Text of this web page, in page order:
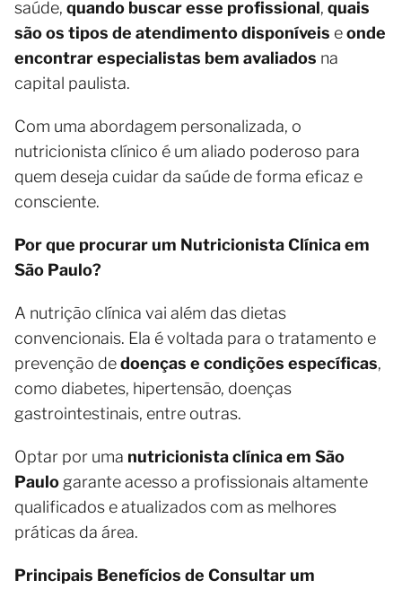
saúde, quando buscar esse profissional, quais
são os tipos de atendimento disponíveis eonde
encontrar especialistas bem avaliados na
capital paulista.
Com uma abordagem personalizada, o
nutricionista clínico é um aliado poderoso para
quem deseja cuidar da saúde de forma eficaz e
consciente.
Por que procurar um Nutricionista Clínica em
São Paulo?
A nutrição clínica vai além das dietas
convencionais. Ela é voltada para o tratamento e
prevenção dedoenças e condições específicas,
como diabetes, hipertensão, doenças
gastrointestinais, entre outras.
Optar por uma nutricionista clínica em São
Paulo garante acesso a profissionais altamente
qualificados e atualizados com as melhores
práticas da área.
Principais Benefícios de Consultar um